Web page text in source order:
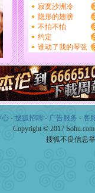
心- 搜狐招聘- 广告服务 - 客
Copyright © 2017
搜狐不良信息